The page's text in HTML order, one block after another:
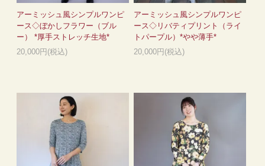
アーミッシュ風シンプルワンピ
ース◇ぼかしフラワー（ブル
ー） *厚手ストレッチ生地*
20,000円(税込)
アーミッシュ風シンプルワンピ
ース◇リバティプリント（ライ
トパープル）*やや薄手*
20,000円(税込)